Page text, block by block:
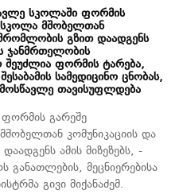
სკოლაში ფორმის
სკოლა მშობელთან
გზით დაადგენს
ჯანმრთელობის
ფორმის ტარება,
სამედიცინო ცნობას,
თავისუფლდება
გარეშე
კომუნიკაციის და
ამის მიზეზებს, -
განათლების, მეცნიერებისა
გივი მიქანაძემ.